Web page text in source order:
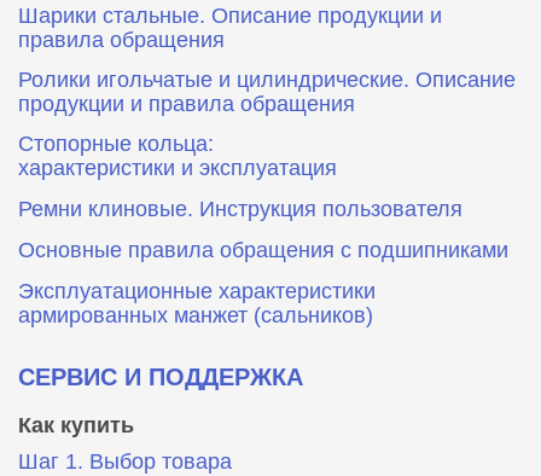
Шарики стальные. Описание продукции и
правила обращения
Ролики игольчатые и цилиндрические. Описание
продукции и правила обращения
Стопорные кольца:
характеристики и эксплуатация
Ремни клиновые. Инструкция пользователя
Основные правила обращения с подшипниками
Эксплуатационные характеристики
армированных манжет (сальников)
СЕРВИС И ПОДДЕРЖКА
Как купить
Шаг 1. Выбор товара